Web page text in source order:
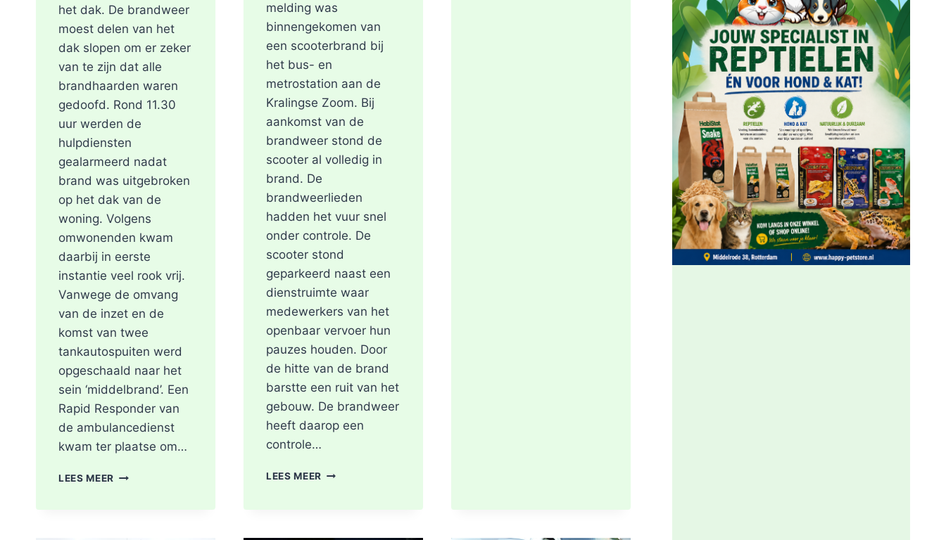
het dak. De brandweer
moest delen van het
dak slopen om er zeker
van te zijn dat alle
brandhaarden waren
gedoofd. Rond 11.30
uur werden de
hulpdiensten
gealarmeerd nadat
brand was uitgebroken
op het dak van de
woning. Volgens
omwonenden kwam
daarbij in eerste
instantie veel rook vrij.
Vanwege de omvang
van de inzet en de
komst van twee
tankautospuiten werd
opgeschaald naar het
sein ‘middelbrand’. Een
Rapid Responder van
de ambulancedienst
kwam ter plaatse om…
LEES MEER BRAND
melding was
binnengekomen van
een scooterbrand bij
het bus- en
metrostation aan de
Kralingse Zoom. Bij
aankomst van de
brandweer stond de
scooter al volledig in
brand. De
brandweerlieden
hadden het vuur snel
onder controle. De
scooter stond
geparkeerd naast een
dienstruimte waar
medewerkers van het
openbaar vervoer hun
pauzes houden. Door
de hitte van de brand
barstte een ruit van het
gebouw. De brandweer
heeft daarop een
controle…
LEES MEER SCOOTER